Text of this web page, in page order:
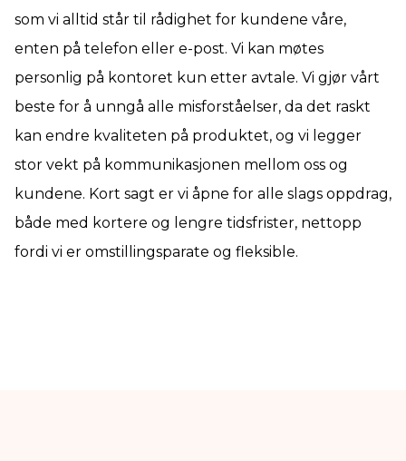
som vi alltid står til rådighet for kundene våre,
enten på telefon eller e-post. Vi kan møtes
personlig på kontoret kun etter avtale. Vi gjør vårt
beste for å unngå alle misforståelser, da det raskt
kan endre kvaliteten på produktet, og vi legger
stor vekt på kommunikasjonen mellom oss og
kundene. Kort sagt er vi åpne for alle slags oppdrag,
både med kortere og lengre tidsfrister, nettopp
fordi vi er omstillingsparate og fleksible.